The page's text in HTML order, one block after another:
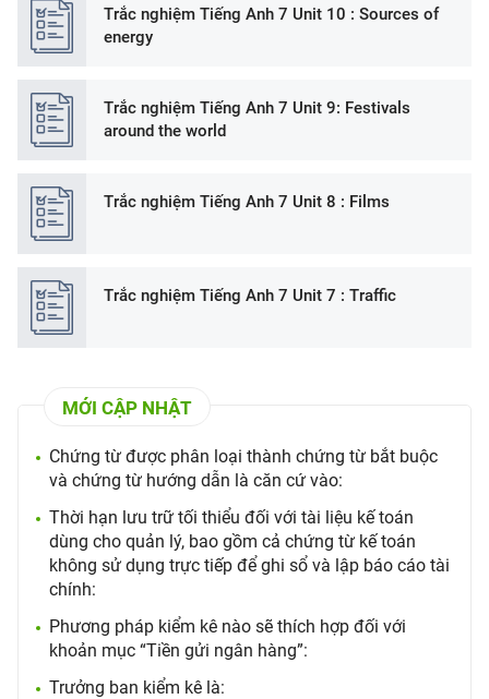
Trắc nghiệm Tiếng Anh 7 Unit 10 : Sources of
energy
Trắc nghiệm Tiếng Anh 7 Unit 9: Festivals
around the world
Trắc nghiệm Tiếng Anh 7 Unit 8 : Films
Trắc nghiệm Tiếng Anh 7 Unit 7 : Traffic
MỚI CẬP NHẬT
Chứng từ được phân loại thành chứng từ bắt buộc
và chứng từ hướng dẫn là căn cứ vào:
Thời hạn lưu trữ tối thiểu đối với tài liệu kế toán
dùng cho quản lý, bao gồm cả chứng từ kế toán
không sử dụng trực tiếp để ghi sổ và lập báo cáo tài
chính:
Phương pháp kiểm kê nào sẽ thích hợp đối với
khoản mục “Tiền gửi ngân hàng”:
Trưởng ban kiểm kê là: